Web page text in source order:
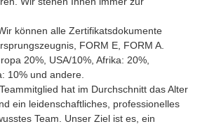
können alle Zertifikatsdokumente
FORM E, FORM A.
20%, USA/10%, Afrika: 20%,
10% und andere.
hat im Durchschnitt das Alter
ein leidenschaftliches, professionelles
Team. Unser Ziel ist es, ein